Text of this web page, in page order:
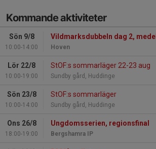
Kommande aktiviteter
Sön 9/8
10:00-14:00
Vildmarksdubbeln dag 2, medel
Hoven
Lör 22/8
10:00-19:00
StOF:s sommarläger 22-23 aug
Sundby gård, Huddinge
Sön 23/8
10:00-14:00
StOF:s sommarläger
Sundby gård, Huddinge
Ons 26/8
18:00-19:00
Ungdomsserien, regionsfinal
Bergshamra IP